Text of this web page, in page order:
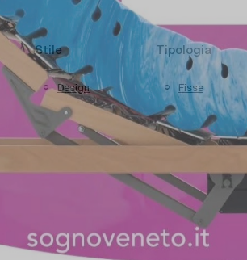
Stile
Design
Tipologia
Fisse